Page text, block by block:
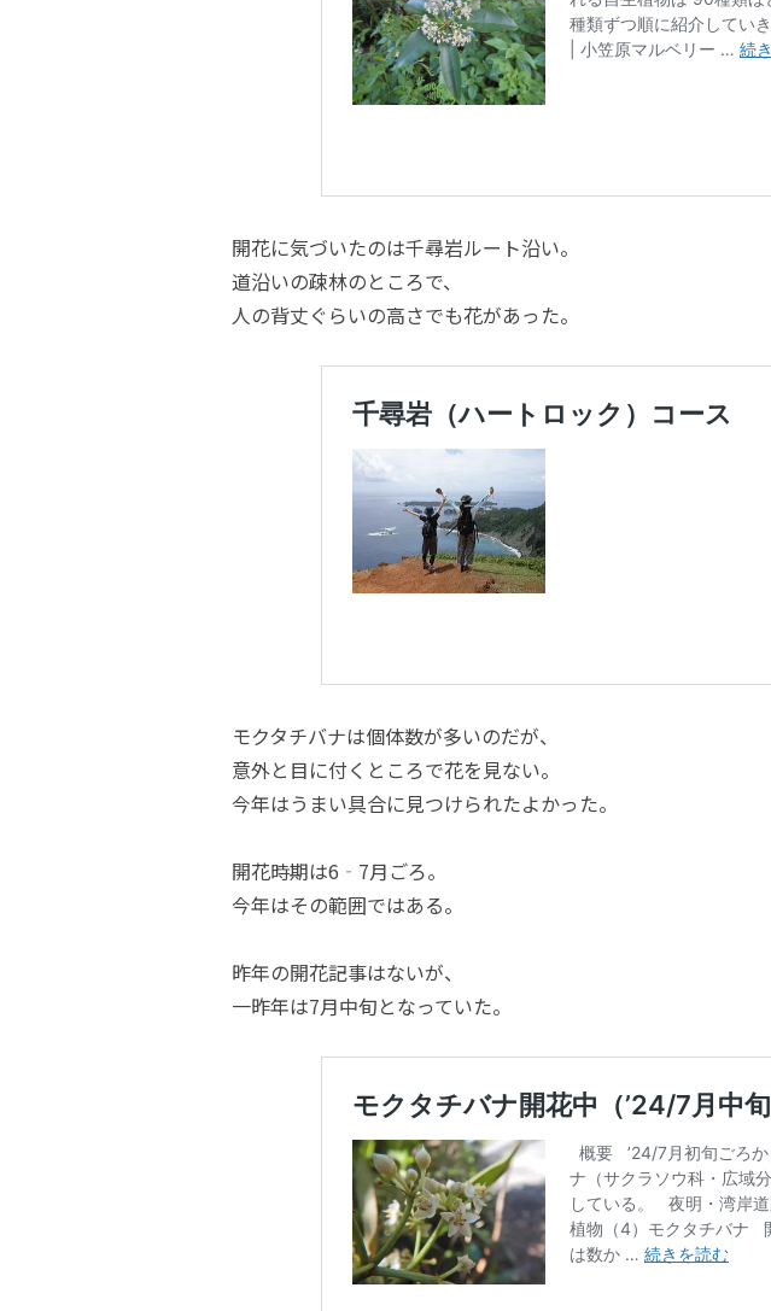
開花に気づいたのは千尋岩ルート沿い。
道沿いの疎林のところで、
人の背丈ぐらいの高さでも花があった。
モクタチバナは個体数が多いのだが、
意外と目に付くところで花を見ない。
今年はうまい具合に見つけられたよかった。
開花時期は6‐7月ごろ。
今年はその範囲ではある。
昨年の開花記事はないが、
一昨年は7月中旬となっていた。